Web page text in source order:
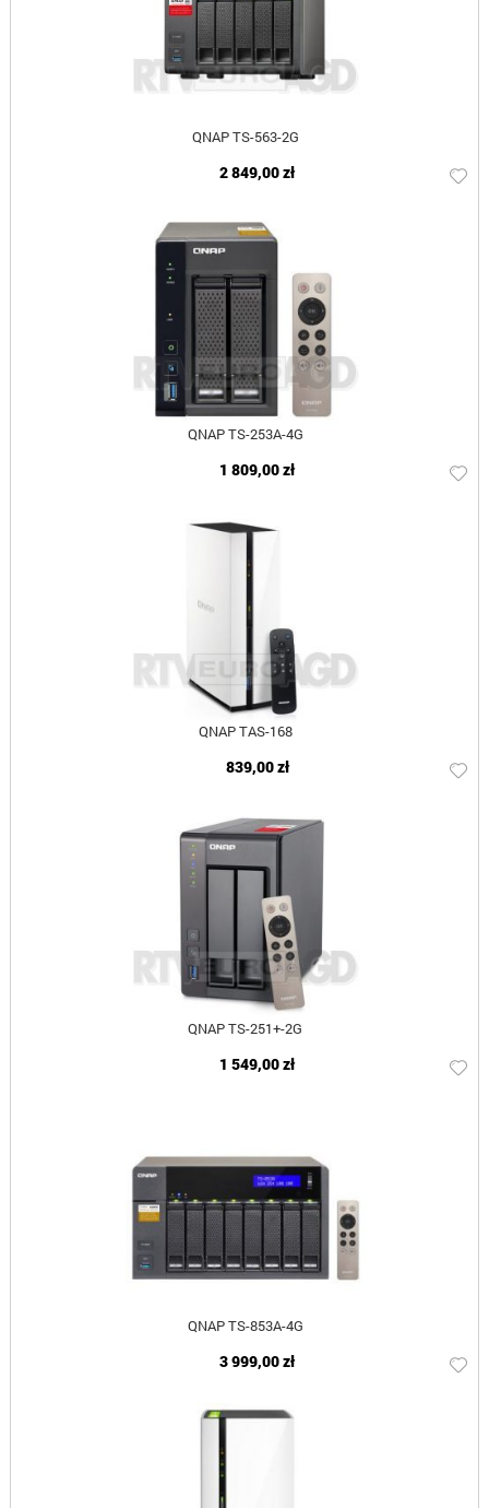
QNAP TS-563-2G
2 849,00 zł
QNAP TS-253A-4G
1 809,00 zł
QNAP TAS-168
839,00 zł
QNAP TS-251+-2G
1 549,00 zł
QNAP TS-853A-4G
3 999,00 zł